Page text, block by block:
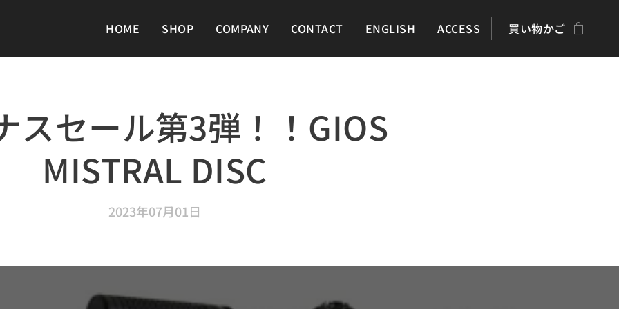
HOME SHOP COMPANY CONTACT ENGLISH ACCESS 買い物かご
スセール第3弾！！GIOS
MISTRAL DISC
2023年07月01日